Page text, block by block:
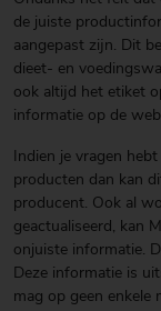
de juiste
aangepast zijn. Dit
dieet- en
ook altijd het etiket
informatie op de
Indien je vragen
producten dan kan
producent. Ook al
geactualiseerd, kan
onjuiste informatie.
Deze informatie is
mag op geen enkele